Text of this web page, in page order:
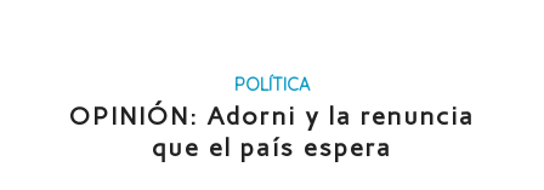
POLÍTICA
OPINIÓN: Adorni y la renuncia
que el país espera